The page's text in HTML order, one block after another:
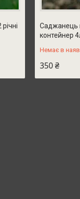
Саджанець
контейнер
Немає в
350 ₴